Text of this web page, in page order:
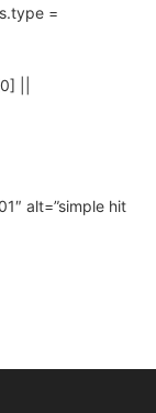
=
||
alt=”simple hit